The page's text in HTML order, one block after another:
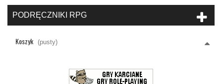
PODRĘCZNIKI RPG
Koszyk (pusty)